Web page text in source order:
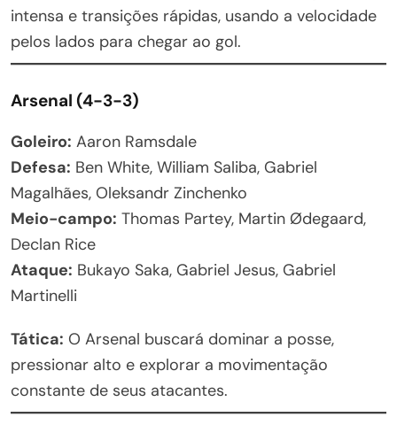
intensa e transições rápidas, usando a velocidade
pelos lados para chegar ao gol.
Arsenal (4-3-3)
Goleiro: Aaron Ramsdale
Defesa: Ben White, William Saliba, Gabriel
Magalhães, Oleksandr Zinchenko
Meio-campo: Thomas Partey, Martin Ødegaard,
Declan Rice
Ataque: Bukayo Saka, Gabriel Jesus, Gabriel
Martinelli
Tática: O Arsenal buscará dominar a posse,
pressionar alto e explorar a movimentação
constante de seus atacantes.